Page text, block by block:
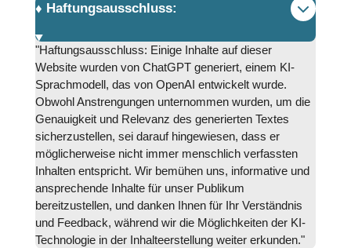
♦️ Haftungsausschluss:
"Haftungsausschluss: Einige Inhalte auf dieser
Website wurden von ChatGPT generiert, einem KI-
Sprachmodell, das von OpenAI entwickelt wurde.
Obwohl Anstrengungen unternommen wurden, um die
Genauigkeit und Relevanz des generierten Textes
sicherzustellen, sei darauf hingewiesen, dass er
möglicherweise nicht immer menschlich verfassten
Inhalten entspricht. Wir bemühen uns, informative und
ansprechende Inhalte für unser Publikum
bereitzustellen, und danken Ihnen für Ihr Verständnis
und Feedback, während wir die Möglichkeiten der KI-
Technologie in der Inhalteerstellung weiter erkunden."